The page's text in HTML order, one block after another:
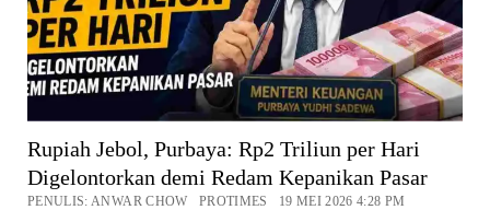
Rupiah Jebol, Purbaya: Rp2 Triliun per Hari
Digelontorkan demi Redam Kepanikan Pasar
PENULIS: ANWAR CHOW PROTIMES 19 MEI 2026 4:28 PM